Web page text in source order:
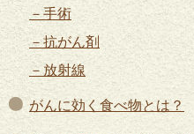
手術
抗がん剤
放射線
がんに効く食べ物とは？